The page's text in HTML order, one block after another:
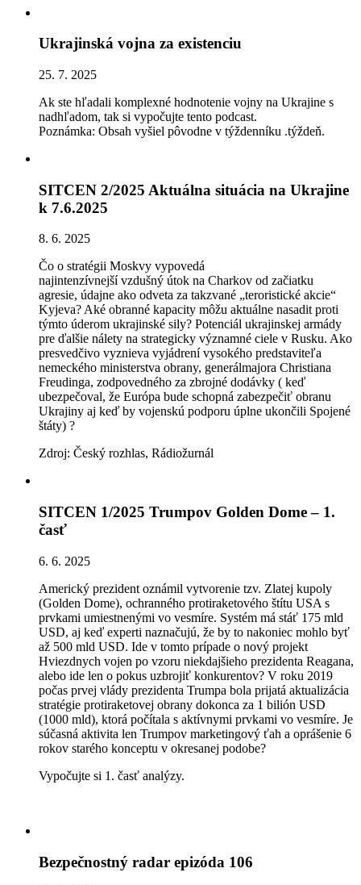
Ukrajinská vojna za existenciu
25. 7. 2025
Ak ste hľadali komplexné hodnotenie vojny na Ukrajine s
nadhľadom, tak si vypočujte tento podcast.
Poznámka: Obsah vyšiel pôvodne v týždenníku .týždeň.
SITCEN 2/2025 Aktuálna situácia na Ukrajine
k 7.6.2025
8. 6. 2025
Čo o stratégii Moskvy vypovedá
najintenzívnejšívzdušný útok na Charkov od začiatku
agresie, údajne ako odveta za takzvané „teroristické akcie“
Kyjeva? Aké obranné kapacity môžu aktuálne nasadit proti
týmto úderom ukrajinské sily? Potenciál ukrajinskej armády
pre ďalšie nálety na strategicky významné ciele v Rusku. Ako
presvedčivo vyznieva vyjádrenívysokého predstaviteľa
nemeckého ministerstva obrany, generálmajora Christiana
Freudinga, zodpovedného za zbrojné dodávky ( keď
ubezpečoval, že Európa bude schopná zabezpečiť obranu
Ukrajiny aj keď by vojenskú podporu úplne ukončili Spojené
štáty) ?
Zdroj: Český rozhlas, Rádiožurnál
SITCEN 1/2025 Trumpov Golden Dome – 1.
časť
6. 6. 2025
Americký prezident oznámil vytvorenie tzv. Zlatej kupoly
(Golden Dome), ochranného protiraketového štítu USA s
prvkami umiestnenými vo vesmíre. Systém má stáť 175 mld
USD, aj keď experti naznačujú, že by to nakoniec mohlo byť
až 500 mld USD. Ide v tomto prípade o nový projekt
Hviezdnych vojen po vzoru niekdajšieho prezidenta Reagana,
alebo ide len o pokus uzbrojiť konkurentov? V roku 2019
počas prvej vlády prezidenta Trumpa bola prijatá aktualizácia
stratégie protiraketovej obrany dokonca za 1 bilión USD
(1000 mld), ktorá počítala s aktívnymi prvkami vo vesmíre. Je
súčasná aktivita len Trumpov marketingový ťah a oprášenie 6
rokov starého konceptu v okresanej podobe?
Vypočujte si 1. časť analýzy.
Bezpečnostný radar epizóda 106